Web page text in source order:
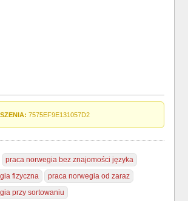
7575EF9E131057D2
praca norwegia bez znajomości języka
fizyczna
praca norwegia od zaraz
przy sortowaniu